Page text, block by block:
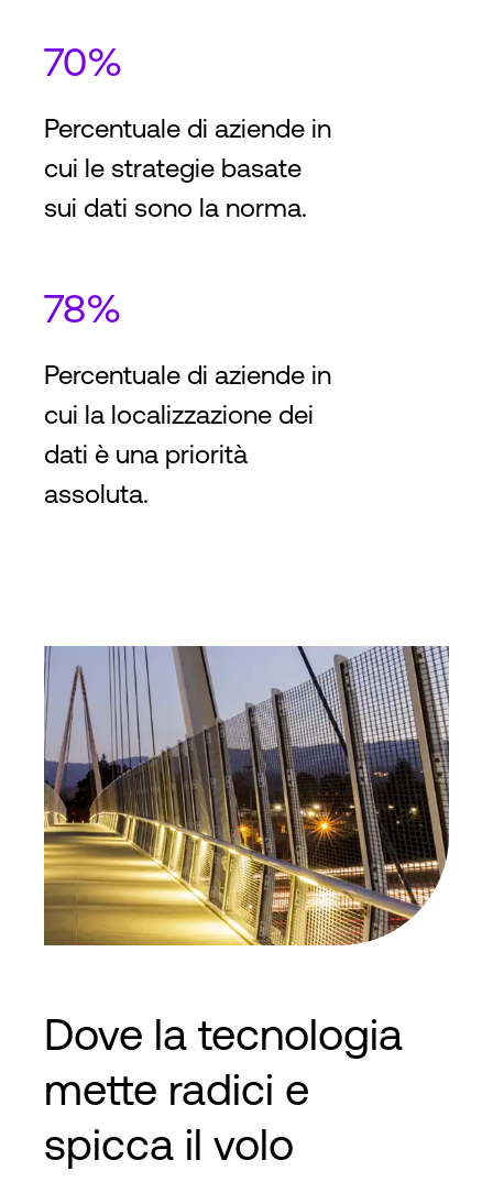
70%
Percentuale di aziende in
cui le strategie basate
sui dati sono la norma.
78%
Percentuale di aziende in
cui la localizzazione dei
dati è una priorità
assoluta.
Dove la tecnologia
mette radici e
spicca il volo